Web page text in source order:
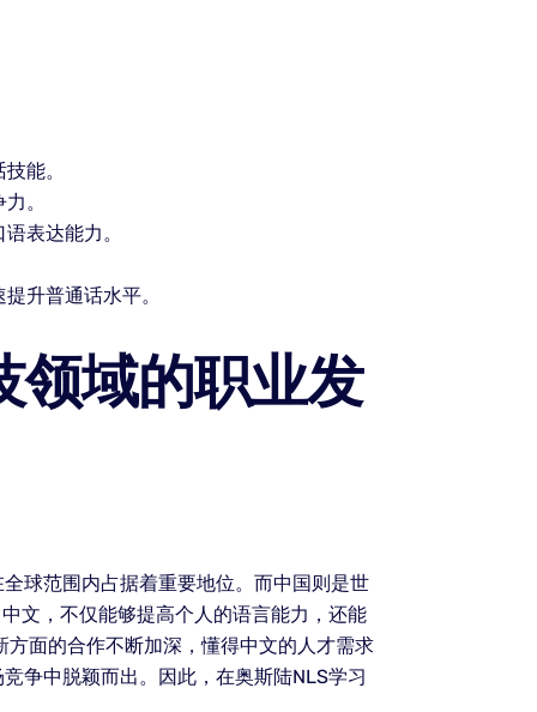
能。
。
表达能力。
升普通话水平。
领域的职业发
球范围内占据着重要地位。而中国则是世
文，不仅能够提高个人的语言能力，还能
面的合作不断加深，懂得中文的人才需求
争中脱颖而出。因此，在奥斯陆NLS学习